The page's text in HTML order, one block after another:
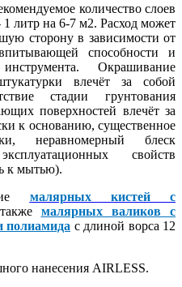
количество слоев
литр на 6-7 м2. Расход может
сторону в зависимости от
способности и
Окрашивание
влечёт за собой
стадии грунтования
поверхностей влечёт за
к основанию, существенное
неравномерный блеск
свойств
к мытью).
малярных кистей с
малярных валиков с
с длиной ворса 12
нанесения AIRLESS.